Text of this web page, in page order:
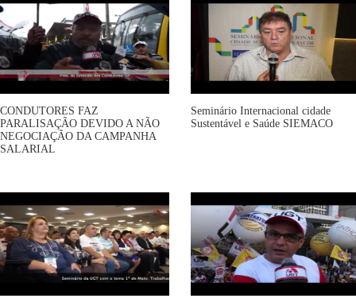
CONDUTORES FAZ
PARALISAÇÃO DEVIDO A NÃO
NEGOCIAÇÃO DA CAMPANHA
SALARIAL
Seminário Internacional cidade
Sustentável e Saúde SIEMACO